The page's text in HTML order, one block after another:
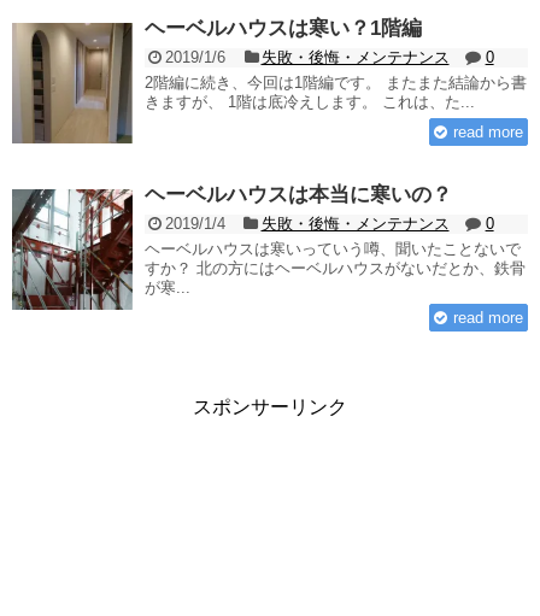
ヘーベルハウスは寒い？1階編
2019/1/6 失敗・後悔・メンテナンス
0
2階編に続き、今回は1階編です。 またまた結論から書
きますが、 1階は底冷えします。 これは、た...
read more
ヘーベルハウスは本当に寒いの？
2019/1/4 失敗・後悔・メンテナンス
0
ヘーベルハウスは寒いっていう噂、聞いたことないで
すか？ 北の方にはヘーベルハウスがないだとか、鉄骨
が寒...
read more
スポンサーリンク